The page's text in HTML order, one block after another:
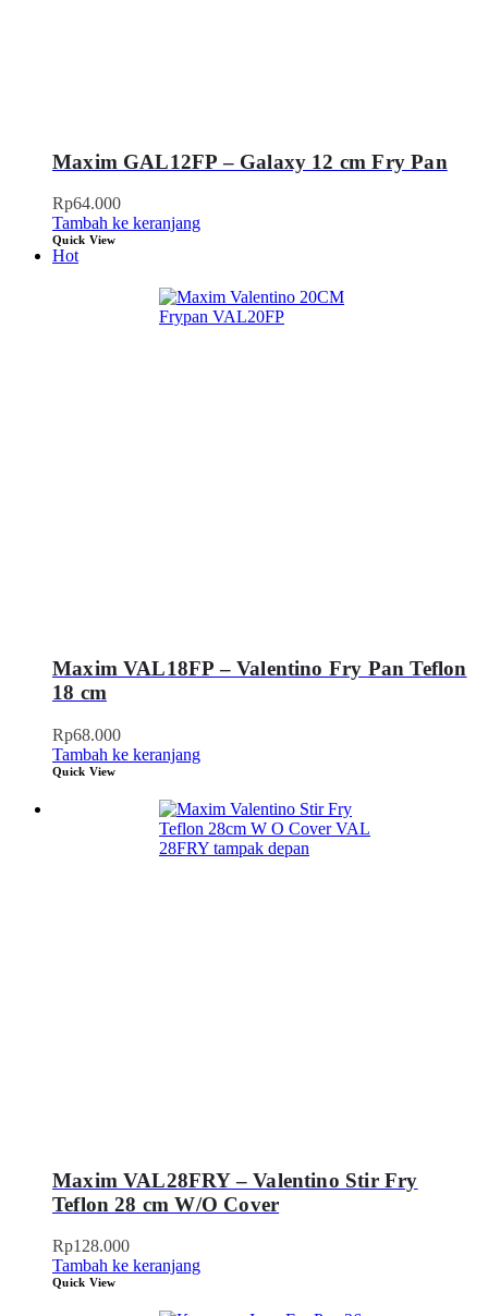
Maxim GAL12FP – Galaxy 12 cm Fry Pan
Rp64.000
Tambah ke keranjang
Quick View
Hot
Maxim VAL18FP – Valentino Fry Pan Teflon
18 cm
Rp68.000
Tambah ke keranjang
Quick View
Maxim VAL28FRY – Valentino Stir Fry
Teflon 28 cm W/O Cover
Rp128.000
Tambah ke keranjang
Quick View